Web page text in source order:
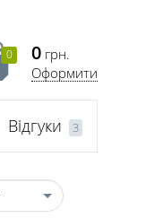
0 0 грн.
Оформити
Відгуки 3